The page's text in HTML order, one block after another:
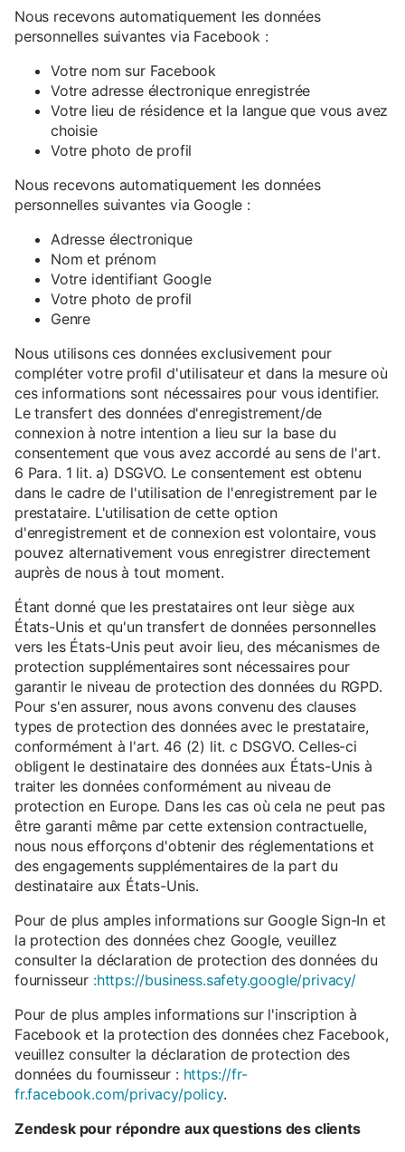
Nous recevons automatiquement les données
personnelles suivantes via Facebook :
Votre nom sur Facebook
Votre adresse électronique enregistrée
Votre lieu de résidence et la langue que vous avez
choisie
Votre photo de profil
Nous recevons automatiquement les données
personnelles suivantes via Google :
Adresse électronique
Nom et prénom
Votre identifiant Google
Votre photo de profil
Genre
Nous utilisons ces données exclusivement pour
compléter votre profil d'utilisateur et dans la mesure où
ces informations sont nécessaires pour vous identifier.
Le transfert des données d'enregistrement/de
connexion à notre intention a lieu sur la base du
consentement que vous avez accordé au sens de l'art.
6 Para. 1 lit. a) DSGVO. Le consentement est obtenu
dans le cadre de l'utilisation de l'enregistrement par le
prestataire. L'utilisation de cette option
d'enregistrement et de connexion est volontaire, vous
pouvez alternativement vous enregistrer directement
auprès de nous à tout moment.
Étant donné que les prestataires ont leur siège aux
États-Unis et qu'un transfert de données personnelles
vers les États-Unis peut avoir lieu, des mécanismes de
protection supplémentaires sont nécessaires pour
garantir le niveau de protection des données du RGPD.
Pour s'en assurer, nous avons convenu des clauses
types de protection des données avec le prestataire,
conformément à l'art. 46 (2) lit. c DSGVO. Celles-ci
obligent le destinataire des données aux États-Unis à
traiter les données conformément au niveau de
protection en Europe. Dans les cas où cela ne peut pas
être garanti même par cette extension contractuelle,
nous nous efforçons d'obtenir des réglementations et
des engagements supplémentaires de la part du
destinataire aux États-Unis.
Pour de plus amples informations sur Google Sign-In et
la protection des données chez Google, veuillez
consulter la déclaration de protection des données du
fournisseur :https://business.safety.google/privacy/
Pour de plus amples informations sur l'inscription à
Facebook et la protection des données chez Facebook,
veuillez consulter la déclaration de protection des
données du fournisseur : https://fr-
fr.facebook.com/privacy/policy.
Zendesk pour répondre aux questions des clients